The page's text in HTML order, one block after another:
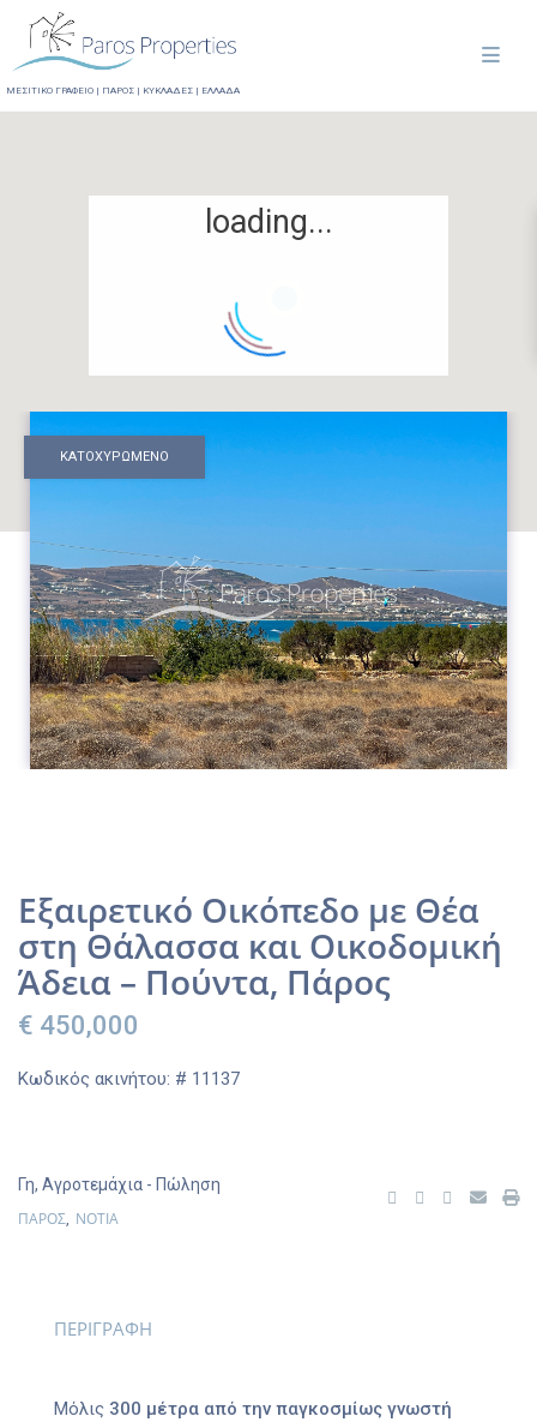
ΜΕΣΙΤΙΚΟ ΓΡΑΦΕΙΟ | ΠΑΡΟΣ | ΚΥΚΛΑΔΕΣ | ΕΛΛΑΔΑ
loading...
ΚΑΤΟΧΥΡΩΜΕΝΟ
Εξαιρετικό Οικόπεδο με Θέα
στη Θάλασσα και Οικοδομική
Άδεια – Πούντα, Πάρος
€ 450,000
Κωδικός ακινήτου: # 11137
Γη,Αγροτεμάχια - Πώληση
ΠΑΡΟΣ ΝΟΤΙΑ
ΠΕΡΙΓΡΑΦΗ
Μόλις 300 μέτρα από την παγκοσμίως γνωστή